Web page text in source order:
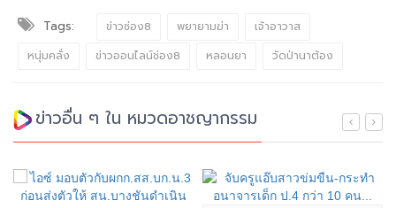
Tags: ข่าวช่อง8 พยายามฆ่า
เจ้าอาวาส
หนุ่มคลั่ง
ข่าวออนไลน์ช่อง8 หลอนยา วัดป่านาต้อง
ข่าวอื่น ๆ ใน หมวดอาชญากรรม